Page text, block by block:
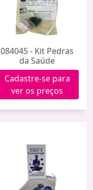
084045 - Kit Pedras
da Saúde
Cadastre-se para
ver os preços